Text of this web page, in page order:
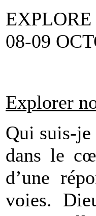
08-09
Explorer
Qui suis-je
dans le
d’une
voies.